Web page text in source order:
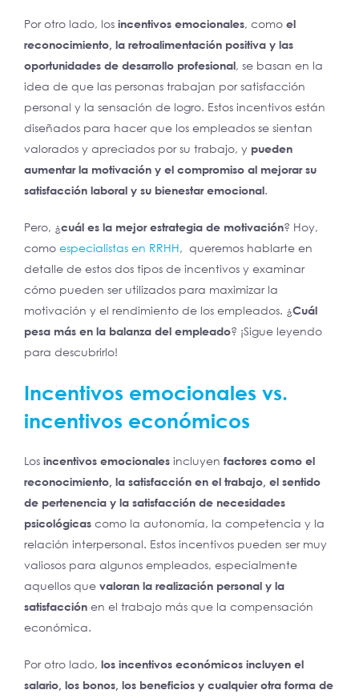
Por otro lado, los incentivos emocionales, como el
reconocimiento, la retroalimentación positiva y las
oportunidades de desarrollo profesional, se basan en la
idea de que las personas trabajan por satisfacción
personal y la sensación de logro. Estos incentivos están
diseñados para hacer que los empleados se sientan
valorados y apreciados por su trabajo, y pueden
aumentar la motivación y el compromiso al mejorar su
satisfacción laboral y su bienestar emocional.
Pero, ¿cuál es la mejor estrategia de motivación? Hoy,
como especialistas en RRHH, queremos hablarte en
detalle de estos dos tipos de incentivos y examinar
cómo pueden ser utilizados para maximizar la
motivación y el rendimiento de los empleados. ¿Cuál
pesa más en la balanza del empleado? ¡Sigue leyendo
para descubrirlo!
Incentivos emocionales vs.
incentivos económicos
Los incentivos emocionales incluyen factores como el
reconocimiento, la satisfacción en el trabajo, el sentido
de pertenencia y la satisfacción de necesidades
psicológicas como la autonomía, la competencia y la
relación interpersonal. Estos incentivos pueden ser muy
valiosos para algunos empleados, especialmente
aquellos que valoran la realización personal y la
satisfacción en el trabajo más que la compensación
económica.
Por otro lado, los incentivos económicos incluyen el
salario, los bonos, los beneficios y cualquier otra forma de